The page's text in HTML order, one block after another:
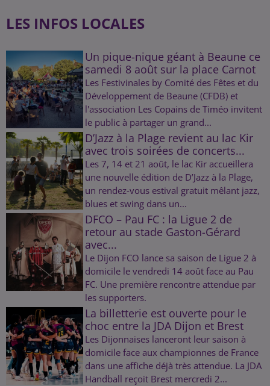
LES INFOS LOCALES
Un pique-nique géant à Beaune ce
samedi 8 août sur la place Carnot
Les Festivinales by Comité des Fêtes et du
Développement de Beaune (CFDB) et
l'association Les Copains de Timéo invitent
le public à partager un grand...
D’Jazz à la Plage revient au lac Kir
avec trois soirées de concerts...
Les 7, 14 et 21 août, le lac Kir accueillera
une nouvelle édition de D’Jazz à la Plage,
un rendez-vous estival gratuit mêlant jazz,
blues et swing dans un...
DFCO – Pau FC : la Ligue 2 de
retour au stade Gaston-Gérard
avec...
Le Dijon FCO lance sa saison de Ligue 2 à
domicile le vendredi 14 août face au Pau
FC. Une première rencontre attendue par
les supporters.
La billetterie est ouverte pour le
choc entre la JDA Dijon et Brest
Les Dijonnaises lanceront leur saison à
domicile face aux championnes de France
dans une affiche déjà très attendue. La JDA
Handball reçoit Brest mercredi 2...